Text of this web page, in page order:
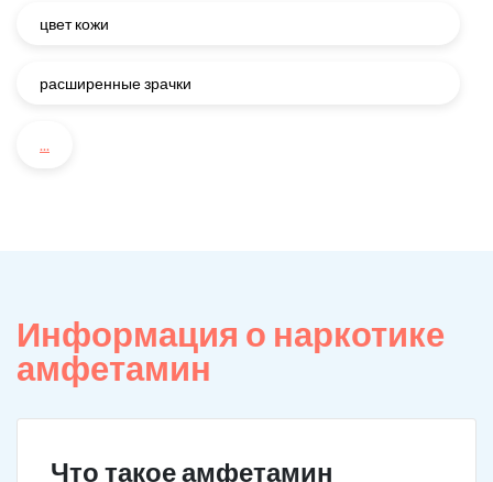
цвет кожи
расширенные зрачки
...
Информация о наркотике
амфетамин
Что такое амфетамин